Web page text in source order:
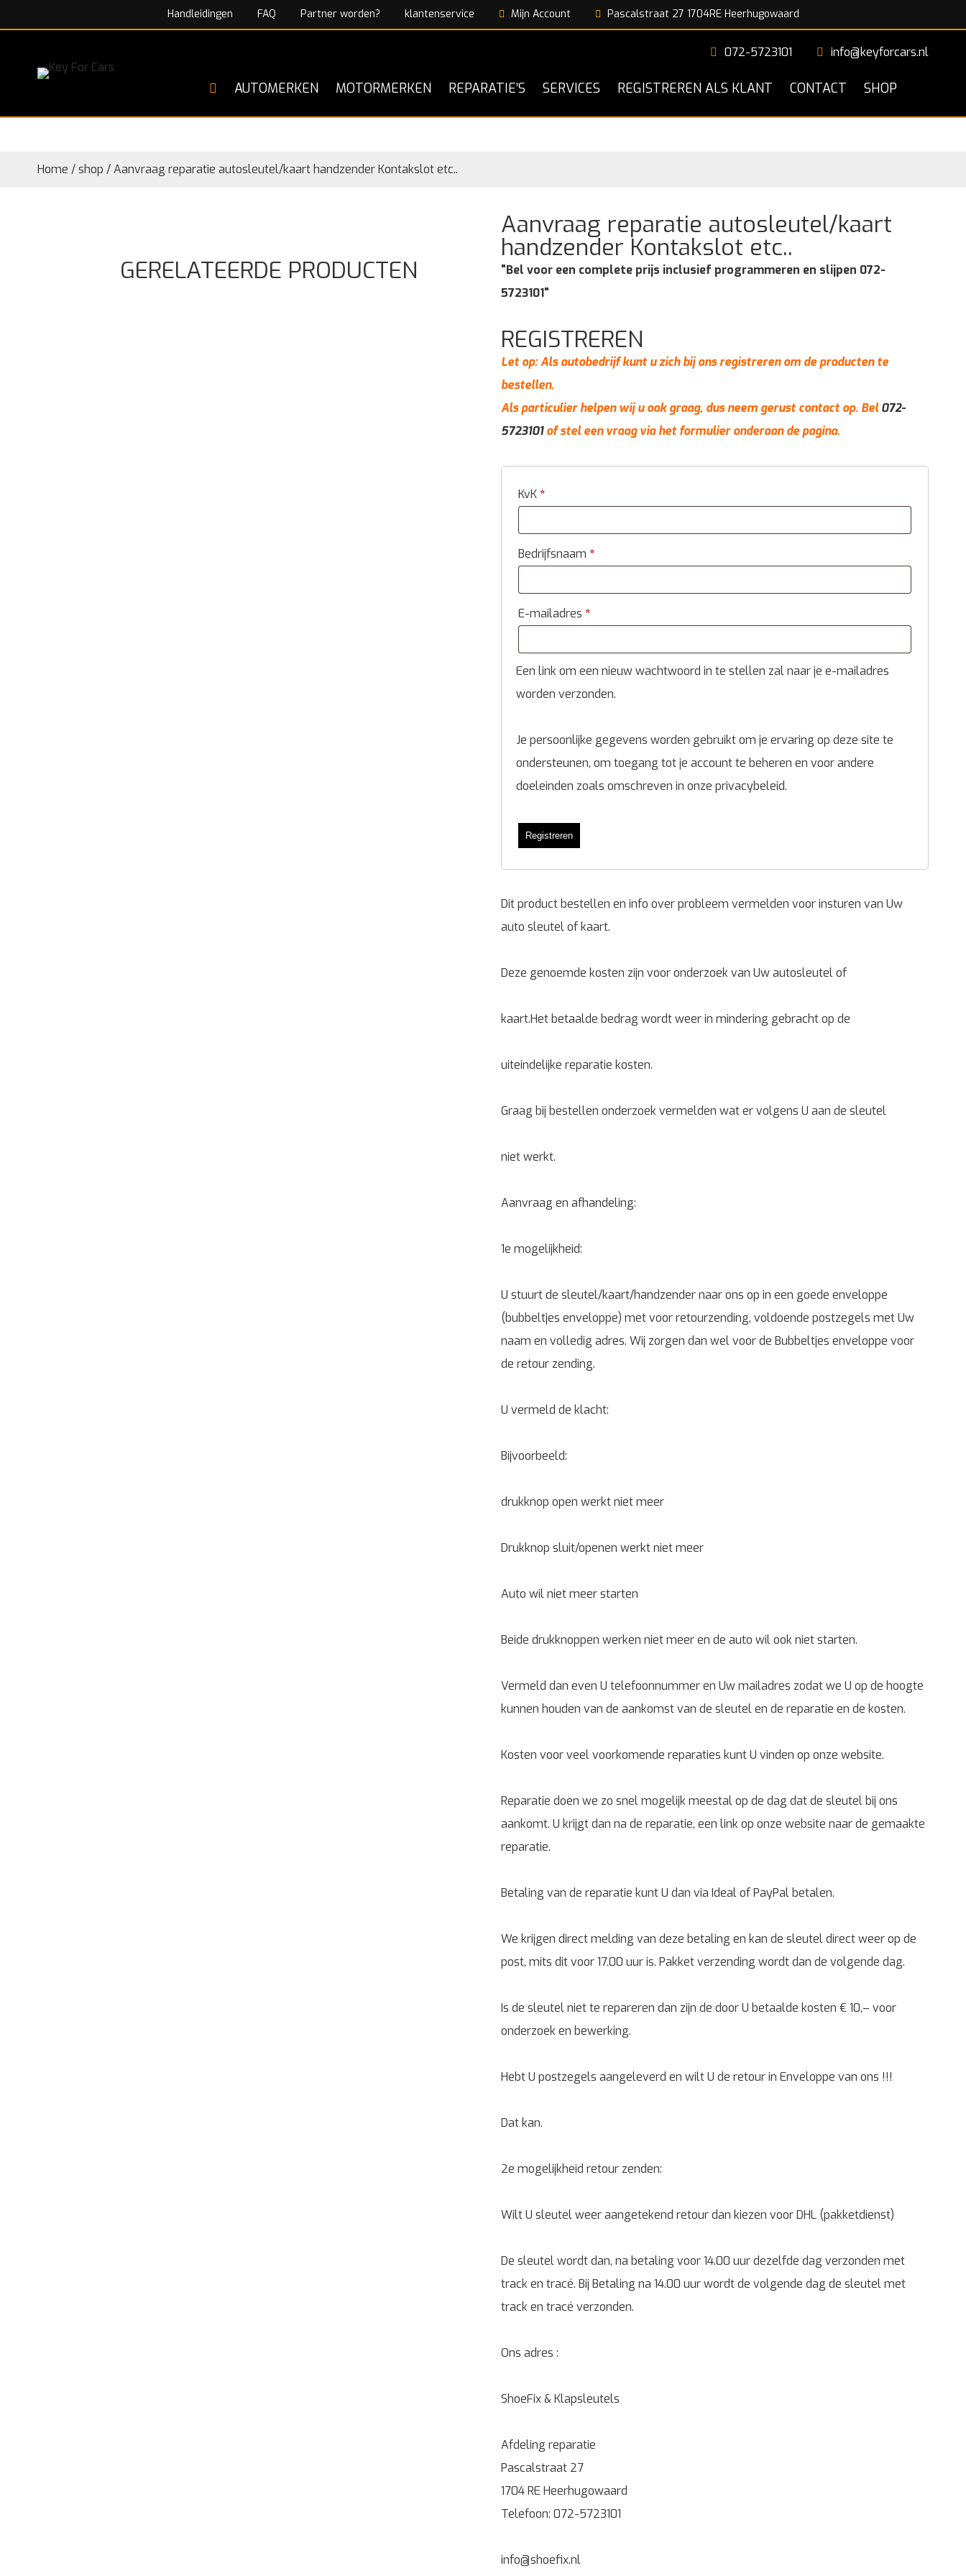
Handleidingen FAQ Partner worden? klantenservice Mijn Account Pascalstraat 27 1704RE Heerhugowaard
072-5723101 info@keyforcars.nl
AUTOMERKEN MOTORMERKEN REPARATIE’S SERVICES REGISTREREN ALS KLANT CONTACT SHOP
Home /shop /Aanvraag reparatie autosleutel/kaart handzender Kontakslot etc..
Aanvraag reparatie autosleutel/kaart
handzender Kontakslot etc..
"Bel voor een complete prijs inclusief programmeren en slijpen 072-
5723101"
REGISTREREN
Let op: Als autobedrijf kunt u zich bij ons registreren om de producten te
bestellen.
Als particulier helpen wij u ook graag, dus neem gerust contact op. Bel072-
5723101of stel een vraag via het formulier onderaan de pagina.
KvK *
Bedrijfsnaam *
E-mailadres *
Een link om een nieuw wachtwoord in te stellen zal naar je e-mailadres
worden verzonden.
Je persoonlijke gegevens worden gebruikt om je ervaring op deze site te
ondersteunen, om toegang tot je account te beheren en voor andere
doeleinden zoals omschreven in onze privacybeleid.
Registreren
Dit product bestellen en info over probleem vermelden voor insturen van Uw
auto sleutel of kaart.
Deze genoemde kosten zijn voor onderzoek van Uw autosleutel of
kaart.Het betaalde bedrag wordt weer in mindering gebracht op de
uiteindelijke reparatie kosten.
Graag bij bestellen onderzoek vermelden wat er volgens U aan de sleutel
niet werkt.
Aanvraag en afhandeling:
1e mogelijkheid:
U stuurt de sleutel/kaart/handzender naar ons op in een goede enveloppe
(bubbeltjes enveloppe) met voor retourzending, voldoende postzegels met Uw
naam en volledig adres. Wij zorgen dan wel voor de Bubbeltjes enveloppe voor
de retour zending.
U vermeld de klacht:
Bijvoorbeeld:
drukknop open werkt niet meer
Drukknop sluit/openen werkt niet meer
Auto wil niet meer starten
Beide drukknoppen werken niet meer en de auto wil ook niet starten.
Vermeld dan even U telefoonnummer en Uw mailadres zodat we U op de hoogte
kunnen houden van de aankomst van de sleutel en de reparatie en de kosten.
Kosten voor veel voorkomende reparaties kunt U vinden op onze website.
Reparatie doen we zo snel mogelijk meestal op de dag dat de sleutel bij ons
aankomt. U krijgt dan na de reparatie, een link op onze website naar de gemaakte
reparatie.
Betaling van de reparatie kunt U dan via Ideal of PayPal betalen.
We krijgen direct melding van deze betaling en kan de sleutel direct weer op de
post, mits dit voor 17.00 uur is. Pakket verzending wordt dan de volgende dag.
Is de sleutel niet te repareren dan zijn de door U betaalde kosten € 10,– voor
onderzoek en bewerking.
Hebt U postzegels aangeleverd en wilt U de retour in Enveloppe van ons !!!
Dat kan.
2e mogelijkheid retour zenden:
Wilt U sleutel weer aangetekend retour dan kiezen voor DHL (pakketdienst)
De sleutel wordt dan, na betaling voor 14.00 uur dezelfde dag verzonden met
track en tracé. Bij Betaling na 14.00 uur wordt de volgende dag de sleutel met
track en tracé verzonden.
Ons adres :
ShoeFix & Klapsleutels
Afdeling reparatie
Pascalstraat 27
1704 RE Heerhugowaard
Telefoon: 072-5723101
info@shoefix.nl
GERELATEERDE PRODUCTEN